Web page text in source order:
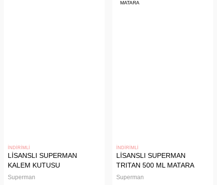
İNDİRİMLİ
LİSANSLI SUPERMAN
KALEM KUTUSU
Superman
İNDİRİMLİ
LİSANSLI SUPERMAN
TRITAN 500 ML MATARA
Superman